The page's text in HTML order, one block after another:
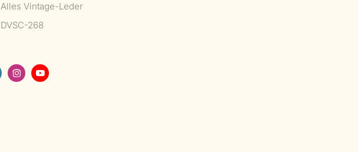
Alles Vintage-Leder
DVSC-268